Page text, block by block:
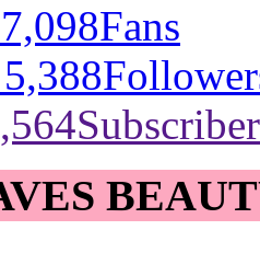
7,098Fans
5,388
Subscriber